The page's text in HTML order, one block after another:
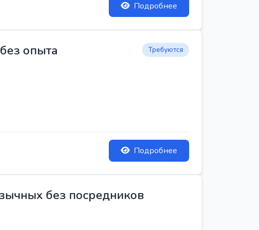
Подробнее
опыта Требуются
Подробнее
без посредников